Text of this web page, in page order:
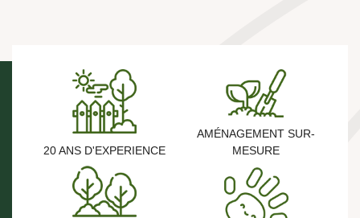
20 ANS D'EXPERIENCE
AMÉNAGEMENT SUR-
MESURE